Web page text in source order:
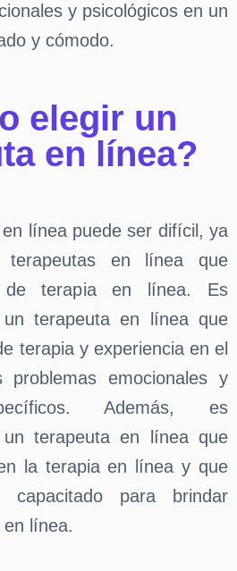
y psicológicos en un
y cómodo.
elegir un
en línea?
línea puede ser difícil, ya
en línea que
de terapia en línea. Es
un terapeuta en línea que
terapia y experiencia en el
emocionales y
Además, es
un terapeuta en línea que
la terapia en línea y que
capacitado para brindar
línea.